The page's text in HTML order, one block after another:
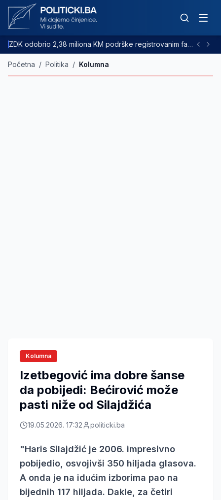
ZDK odobrio 2,38 miliona KM podrške registrovanim farmama goveda
Početna / Politika / Kolumna
Kolumna
Izetbegović ima dobre šanse
da pobijedi: Bećirović može
pasti niže od Silajdžića
19.05.2026. 17:32 politicki.ba
"Haris Silajdžić je 2006. impresivno
pobijedio, osvojivši 350 hiljada glasova.
A onda je na idućim izborima pao na
bijednih 117 hiljada. Dakle, za četiri